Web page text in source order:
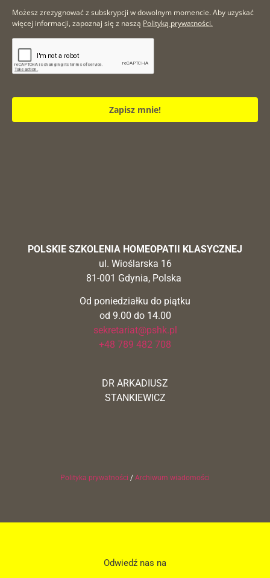
Możesz zrezygnować z subskrypcji w dowolnym momencie. Aby uzyskać
więcej informacji, zapoznaj się z naszą Polityką prywatności.
Zapisz mnie!
POLSKIE SZKOLENIA HOMEOPATII KLASYCZNEJ
ul. Wioślarska 16
81-001 Gdynia, Polska
Od poniedziałku do piątku
od 9.00 do 14.00
sekretariat@pshk.pl
+48 789 482 708
DR ARKADIUSZ
STANKIEWICZ
Polityka prywatności / Archiwum wiadomości
Odwiedź nas na